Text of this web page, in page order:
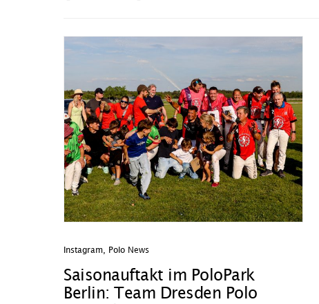
Instagram Polo News
Saisonauftakt im PoloPark
Berlin: Team Dresden Polo